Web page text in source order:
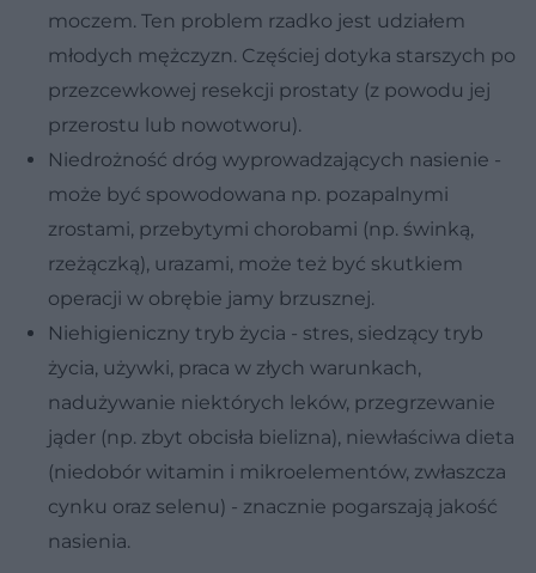
moczem. Ten problem rzadko jest udziałem
młodych mężczyzn. Częściej dotyka starszych po
przezcewkowej resekcji prostaty (z powodu jej
przerostu lub nowotworu).
Niedrożność dróg wyprowadzających nasienie -
może być spowodowana np. pozapalnymi
zrostami, przebytymi chorobami (np. świnką,
rzeżączką), urazami, może też być skutkiem
operacji w obrębie jamy brzusznej.
Niehigieniczny tryb życia - stres, siedzący tryb
życia, używki, praca w złych warunkach,
nadużywanie niektórych leków, przegrzewanie
jąder (np. zbyt obcisła bielizna), niewłaściwa dieta
(niedobór witamin i mikroelementów, zwłaszcza
cynku oraz selenu) - znacznie pogarszają jakość
nasienia.